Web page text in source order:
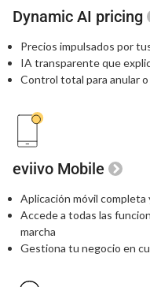
Dynamic AI pricing
Precios impulsados por
IA transparente que
Control total para anular
eviivo Mobile
Aplicación móvil completa
Accede a todas las
marcha
Gestiona tu negocio en